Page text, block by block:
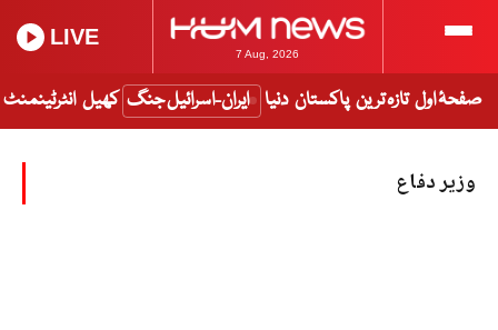
7 Aug, 2026
LIVE
صفحۂ اول تازہ ترین پاکستان دنیا ایران-اسرائیل جنگ کھیل انٹرٹینمنٹ
وزیر دفاع